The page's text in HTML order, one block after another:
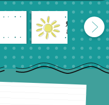
魅力発信！
きよせのーと。